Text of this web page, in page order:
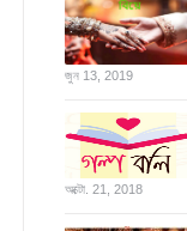
জুন 13, 2019
অক্টো. 21, 2018